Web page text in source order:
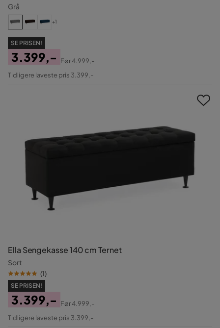
Grå
+1
SE PRISEN!
Pris
3.399,-
Original
Før4.999,-
Tidligere laveste pris 3.399,-
Ella Sengekasse 140 cm Ternet
Sort
(1)
SE PRISEN!
Pris
3.399,-
Original
Før4.999,-
Tidligere laveste pris 3.399,-